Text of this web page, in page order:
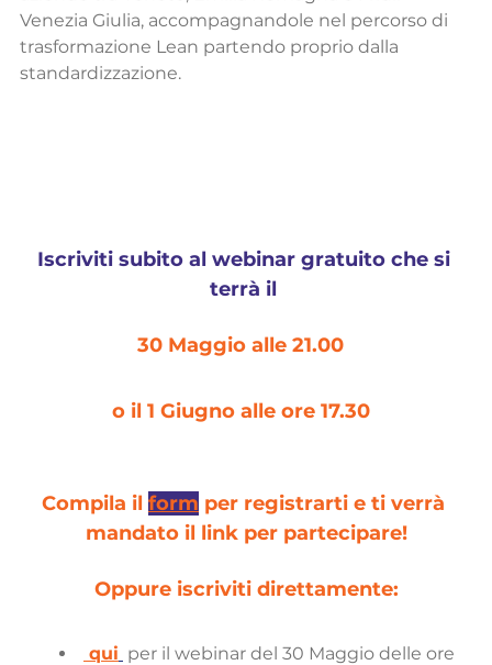
Venezia Giulia, accompagnandole nel percorso di
trasformazione Lean partendo proprio dalla
standardizzazione.
Iscriviti subito al webinar gratuito che si
terrà il
30 Maggio alle 21.00
o il 1 Giugno alle ore 17.30
Compila il form per registrarti e ti verrà
mandato il link per partecipare!
Oppure iscriviti direttamente:
qui per il webinar del 30 Maggio delle ore